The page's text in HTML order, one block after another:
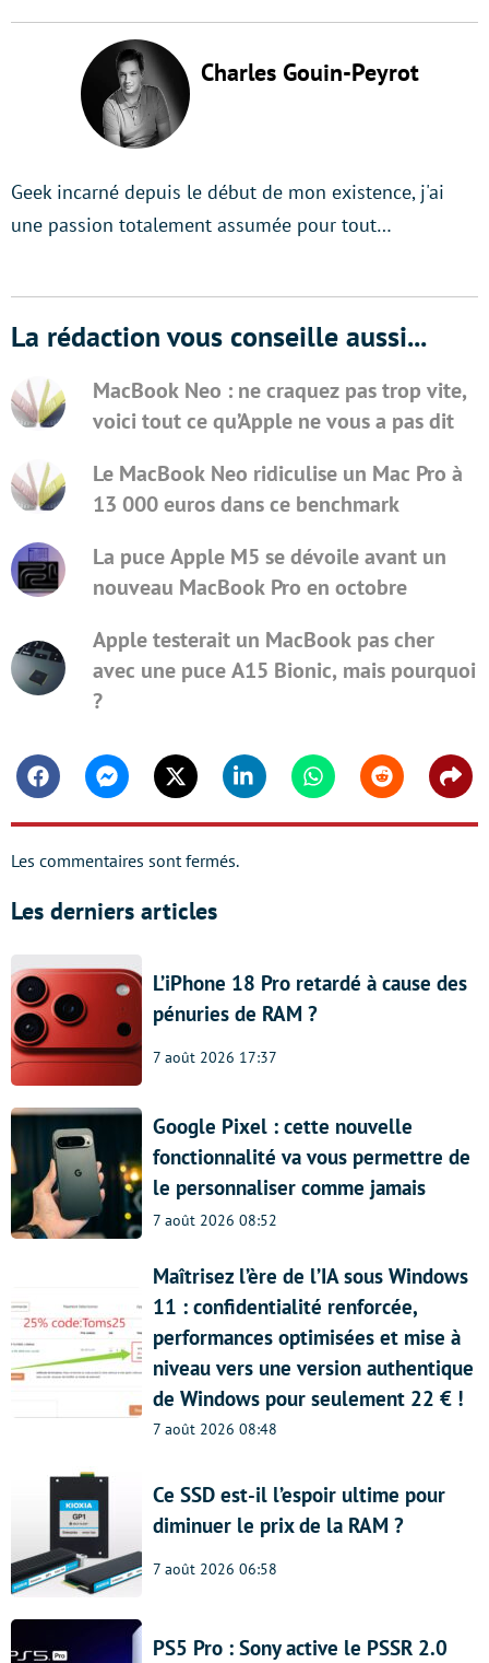
Charles Gouin-Peyrot
Geek incarné depuis le début de mon existence, j'ai
une passion totalement assumée pour tout…
La rédaction vous conseille aussi...
MacBook Neo : ne craquez pas trop vite,
voici tout ce qu’Apple ne vous a pas dit
Le MacBook Neo ridiculise un Mac Pro à
13 000 euros dans ce benchmark
La puce Apple M5 se dévoile avant un
nouveau MacBook Pro en octobre
Apple testerait un MacBook pas cher
avec une puce A15 Bionic, mais pourquoi
?
FacebookMessengerTwitter Linkedin WhatsappReddit
Les commentaires sont fermés.
Les derniers articles
L’iPhone 18 Pro retardé à cause des
pénuries de RAM ?
7 août 2026 17:37
Google Pixel : cette nouvelle
fonctionnalité va vous permettre de
le personnaliser comme jamais
7 août 2026 08:52
Maîtrisez l’ère de l’IA sous Windows
11 : confidentialité renforcée,
performances optimisées et mise à
niveau vers une version authentique
de Windows pour seulement 22 € !
7 août 2026 08:48
Ce SSD est-il l’espoir ultime pour
diminuer le prix de la RAM ?
7 août 2026 06:58
PS5 Pro : Sony active le PSSR 2.0